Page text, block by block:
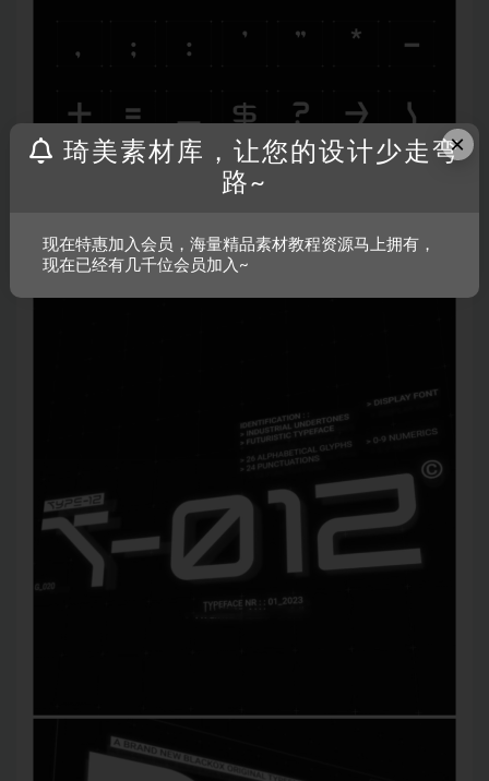
×
琦美素材库，让您的设计少走弯
路~
现在特惠加入会员，海量精品素材教程资源马上拥有，
现在已经有几千位会员加入~